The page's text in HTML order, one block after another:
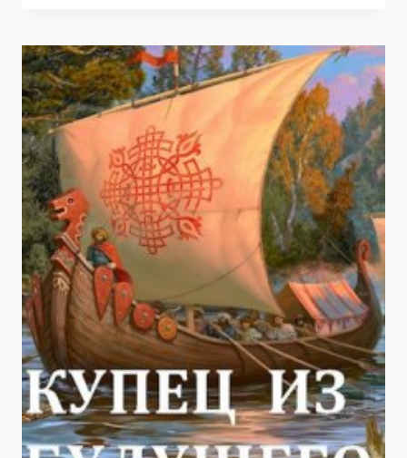
АНГЕЛ